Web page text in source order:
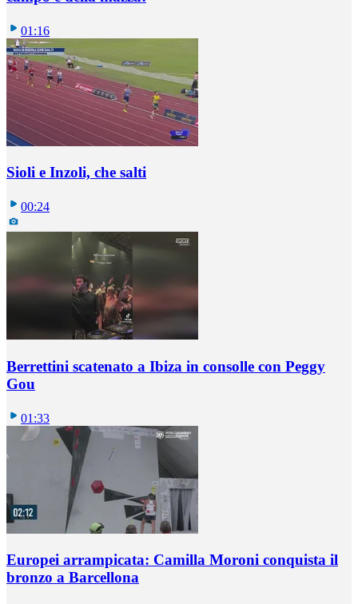
01:16
Sioli e Inzoli, che salti
00:24
Berrettini scatenato a Ibiza in consolle con Peggy
Gou
01:33
Europei arrampicata: Camilla Moroni conquista il
bronzo a Barcellona